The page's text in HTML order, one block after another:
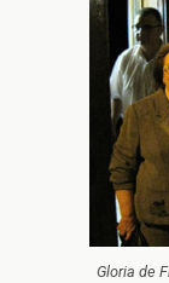
Gloria de